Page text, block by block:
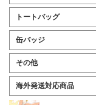
トートバッグ
缶バッジ
その他
海外発送対応商品